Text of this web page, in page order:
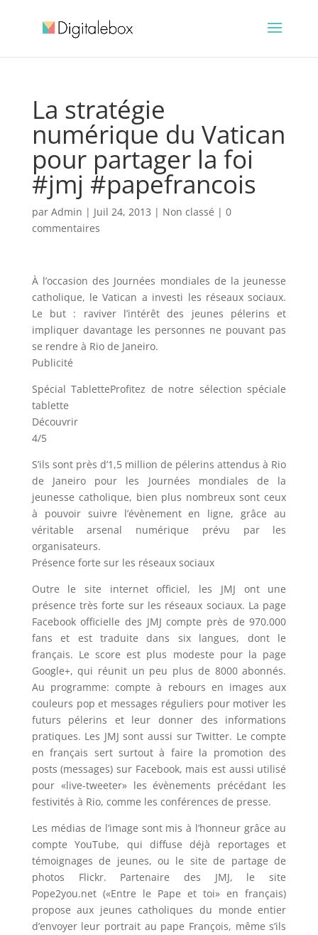
La stratégie
numérique du Vatican
pour partager la foi
#jmj #papefrancois
par Admin | Juil 24, 2013 | Non classé | 0
commentaires
À l’occasion des Journées mondiales de la jeunesse
catholique, le Vatican a investi les réseaux sociaux.
Le but : raviver l’intérêt des jeunes pélerins et
impliquer davantage les personnes ne pouvant pas
se rendre à Rio de Janeiro.
Publicité
Spécial TabletteProfitez de notre sélection spéciale
tablette
Découvrir
4/5
S’ils sont près d’1,5 million de pélerins attendus à Rio
de Janeiro pour les Journées mondiales de la
jeunesse catholique, bien plus nombreux sont ceux
à pouvoir suivre l’évènement en ligne, grâce au
véritable arsenal numérique prévu par les
organisateurs.
Présence forte sur les réseaux sociaux
Outre le site internet officiel, les JMJ ont une
présence très forte sur les réseaux sociaux. La page
Facebook officielle des JMJ compte près de 970.000
fans et est traduite dans six langues, dont le
français. Le score est plus modeste pour la page
Google+, qui réunit un peu plus de 8000 abonnés.
Au programme: compte à rebours en images aux
couleurs pop et messages réguliers pour motiver les
futurs pélerins et leur donner des informations
pratiques. Les JMJ sont aussi sur Twitter. Le compte
en français sert surtout à faire la promotion des
posts (messages) sur Facebook, mais est aussi utilisé
pour «live-tweeter» les évènements précédant les
festivités à Rio, comme les conférences de presse.
Les médias de l’image sont mis à l’honneur grâce au
compte YouTube, qui diffuse déjà reportages et
témoignages de jeunes, ou le site de partage de
photos Flickr. Partenaire des JMJ, le site
Pope2you.net («Entre le Pape et toi» en français)
propose aux jeunes catholiques du monde entier
d’envoyer leur portrait au pape François, même s’ils